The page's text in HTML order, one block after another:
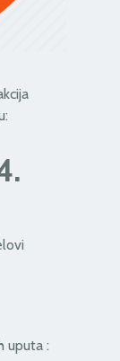
uputa :